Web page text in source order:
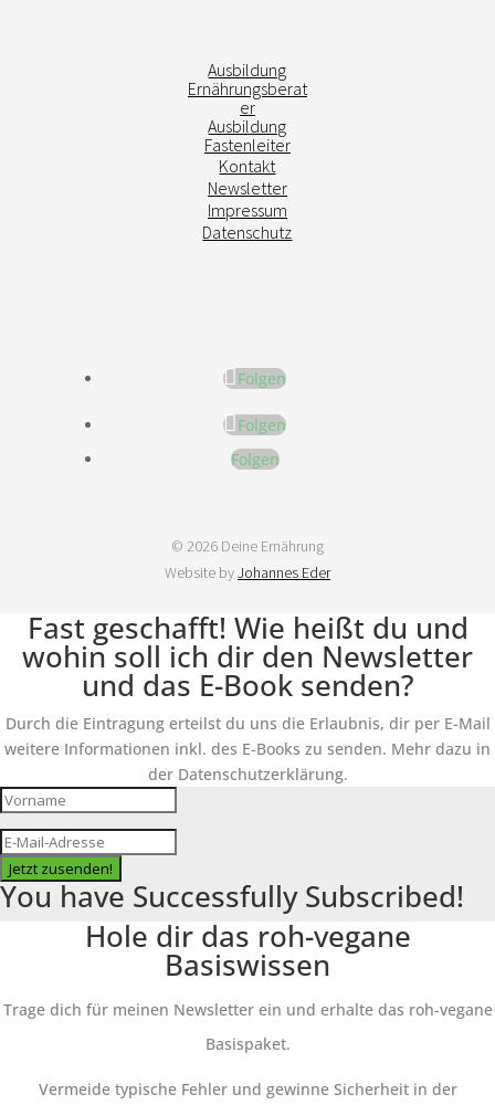
Ausbildung
Ernährungsberat
er
Ausbildung
Fastenleiter
Kontakt
Newsletter
Impressum
Datenschutz
Folgen
Folgen
Folgen
© 2026 Deine Ernährung
Website byJohannes Eder
Fast geschafft! Wie heißt du und
wohin soll ich dir den Newsletter
und das E-Book senden?
Durch die Eintragung erteilst du uns die Erlaubnis, dir per E-Mail
weitere Informationen inkl. des E-Books zu senden. Mehr dazu in
der Datenschutzerklärung.
Jetzt zusenden!
You have Successfully Subscribed!
Hole dir das roh-vegane
Basiswissen
Trage dich für meinen Newsletter ein und erhalte das roh-vegane
Basispaket.
Vermeide typische Fehler und gewinne Sicherheit in der